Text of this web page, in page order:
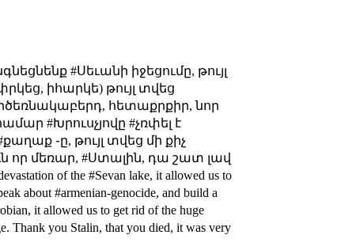
#Սեւանի իջեցումը, թույլ
իհարկե) թույլ տվեց
հետաքրքիր, նոր
#Խրուսչյովը #չռփել է
֊ը, թույլ տվեց մի քիչ
որ մեռար, #Ստալին, դա շատ լավ
of the #Sevan lake, it allowed us to
about #armenian-genocide, and build a
it allowed us to get rid of the huge
Thank you Stalin, that you died, it was very